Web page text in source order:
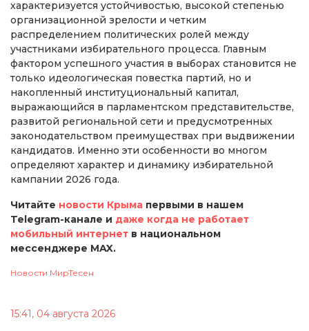
характеризуется устойчивостью, высокой степенью
организационной зрелости и четким
распределением политических ролей между
участниками избирательного процесса. Главным
фактором успешного участия в выборах становится не
только идеологическая повестка партий, но и
накопленный институциональный капитал,
выражающийся в парламентском представительстве,
развитой региональной сети и предусмотренных
законодательством преимуществах при выдвижении
кандидатов. Именно эти особенности во многом
определяют характер и динамику избирательной
кампании 2026 года.
Читайте новости Крыма первыми в нашем
Telegram-канале и даже когда не работает
мобильный интернет в национальном
мессенджере MAX.
Новости МирТесен
15:41, 04 августа 2026